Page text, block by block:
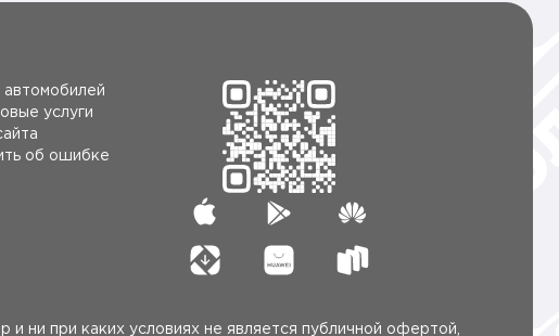
автомобилей
услуги
об ошибке
ни при каких условиях не является публичной офертой,